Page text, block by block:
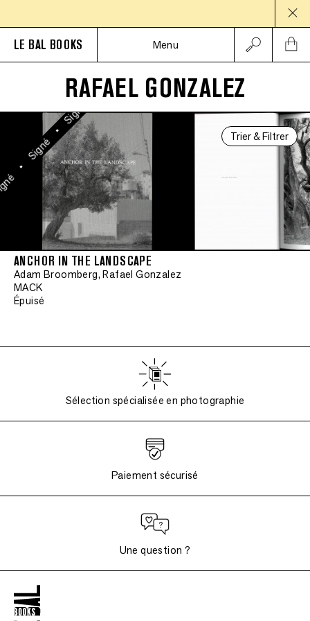
LE BAL BOOKS Menu
RAFAEL GONZALEZ
Trier & Filtrer
•
Signé
•
Signé
•
Signé
•
Signé
•
ANCHOR IN THE LANDSCAPE
Adam Broomberg, Rafael Gonzalez
MACK
Épuisé
Sélection spécialisée en photographie
Paiement sécurisé
Une question ?